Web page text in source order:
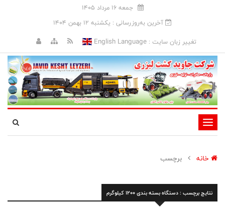
جمعه 16 مرداد 1405
آخرین به‌روزرسانی : يکشنبه 12 بهمن 1404
تغییر زبان سایت :English Language
تغییر
وضعیت
ناوبری
خانه برچسب
نتایج برچسب : دستگاه بسته بندی 1200 کیلوگرم